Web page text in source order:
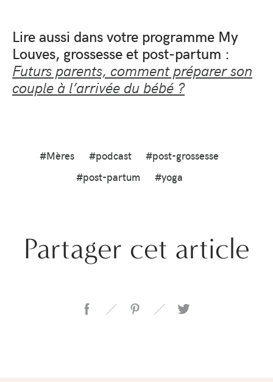
Lire aussi dans votre programme My
Louves, grossesse et post-partum :
Futurs parents, comment préparer son
couple à l’arrivée du bébé ?
#Mères #podcast
#post-grossesse
#post-partum
#yoga
Partager cet article